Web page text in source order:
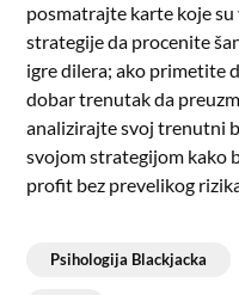
posmatrajte karte koje
strategije da procenite
igre dilera; ako primetite
dobar trenutak da
analizirajte svoj trenutni
svojom strategijom kako
profit bez prevelikog
Psihologija Blackjacka